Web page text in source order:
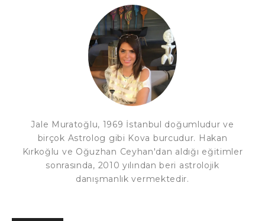
Jale Muratoğlu, 1969 İstanbul doğumludur ve
birçok Astrolog gibi Kova burcudur. Hakan
Kırkoğlu ve Oğuzhan Ceyhan'dan aldığı eğitimler
sonrasında, 2010 yılından beri astrolojik
danışmanlık vermektedir.